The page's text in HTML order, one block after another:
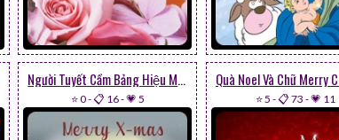
Người Tuyết Cầm Bảng Hiệu Merry X-mas
⭐ 0-📋 16-💗 5 ⭐ 5 -📋 73 -💗 11